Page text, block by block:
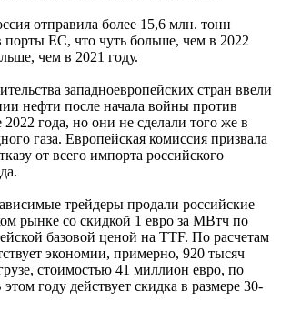
отправила более 15,6 млн. тонн
ЕС, что чуть больше, чем в 2022
чем в 2021 году.
западноевропейских стран ввели
нефти после начала войны против
года, но они не сделали того же в
газа. Европейская комиссия призвала
от всего импорта российского
трейдеры продали российские
рынке со скидкой 1 евро за МВтч по
базовой ценой на TTF. По расчетам
экономии, примерно, 920 тысяч
стоимостью 41 миллион евро, по
году действует скидка в размере 30-